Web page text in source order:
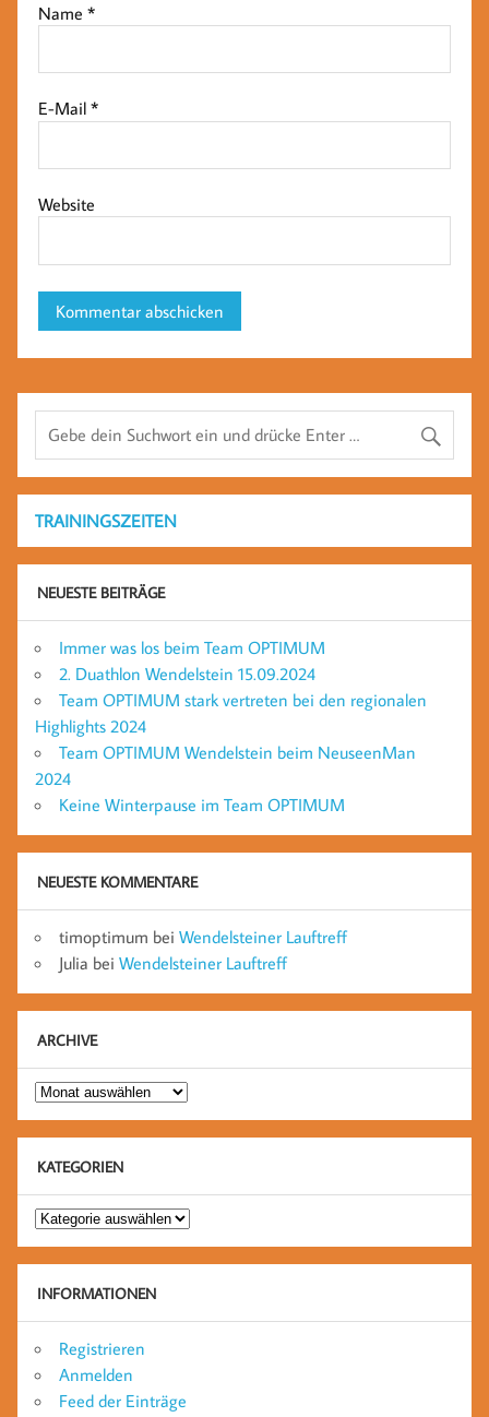
Name*
E-Mail*
Website
TRAININGSZEITEN
NEUESTE BEITRÄGE
Immer was los beim Team OPTIMUM
2. Duathlon Wendelstein 15.09.2024
Team OPTIMUM stark vertreten bei den regionalen
Highlights 2024
Team OPTIMUM Wendelstein beim NeuseenMan
2024
Keine Winterpause im Team OPTIMUM
NEUESTE KOMMENTARE
timoptimum bei Wendelsteiner Lauftreff
Julia bei Wendelsteiner Lauftreff
ARCHIVE
Archive
KATEGORIEN
Kategorien
INFORMATIONEN
Registrieren
Anmelden
Feed der Einträge